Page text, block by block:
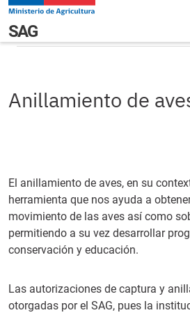
Pasar al contenido principal
Navegación principal
SAGAnillamiento de aves
Anillamiento de
El anillamiento de aves, en su
herramienta que nos ayuda a
movimiento de las aves así como
permitiendo a su vez desarrollar
conservación y educación.
Las autorizaciones de captura y
otorgadas por el SAG, pues la